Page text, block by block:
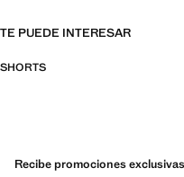
TE PUEDE INTERESAR
SHORTS
Recibe promociones